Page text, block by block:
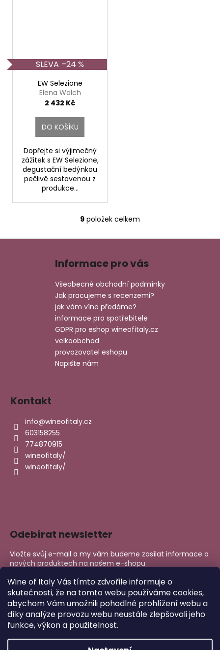
Wine of Italy Vás tímto zdvořile informuje o
skutečnosti, že na tomto webu používáme cookies,
abychom Vám umožnili pohodlné prohlížení webu a
díky analýze provozu webu neustále zlepšovali jeho
funkce, výkon a použitelnost.
–24 %
EW Selezione
Elena Walch
2 432 Kč
DO KOŠÍKU
Dopřejte si výjimečný
zážitek s EW Selezione,
degustační bedýnkou
pečlivě sestavenou z
produkce...
O
v
d
a
c
í
p
r
v
y
9 položek celkem
Informace pro vás
Všeobecné obchodní podmínky
Jak pracujeme s recenzemi?
jak vám víno předáme?
informace pro spotřebitele
GDPR pro eshop wineofitaly.cz
velkoobchod
provozovatel eshopu
Napište nám
Kontakt
info@wineofitaly.cz
603158255
774870915
wineofitaly/
wineofitaly/
Odebírat newsletter
Vložte svůj e-mail a my vám budeme zasílat informace o
nových produktech na našem e-shopu.
E-mail
PŘIHLÁSIT SE